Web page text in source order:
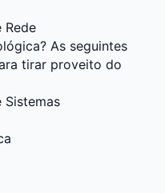
Rede
As seguintes
tirar proveito do
Sistemas